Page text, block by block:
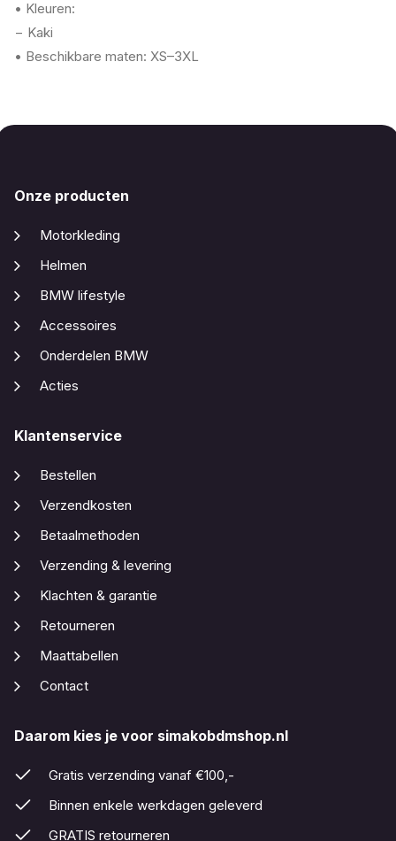
• Kleuren:
− Kaki
• Beschikbare maten: XS–3XL
Onze producten
Motorkleding
Helmen
BMW lifestyle
Accessoires
Onderdelen BMW
Acties
Klantenservice
Bestellen
Verzendkosten
Betaalmethoden
Verzending & levering
Klachten & garantie
Retourneren
Maattabellen
Contact
Daarom kies je voor simakobdmshop.nl
Gratis verzending vanaf €100,-
Binnen enkele werkdagen geleverd
GRATIS retourneren